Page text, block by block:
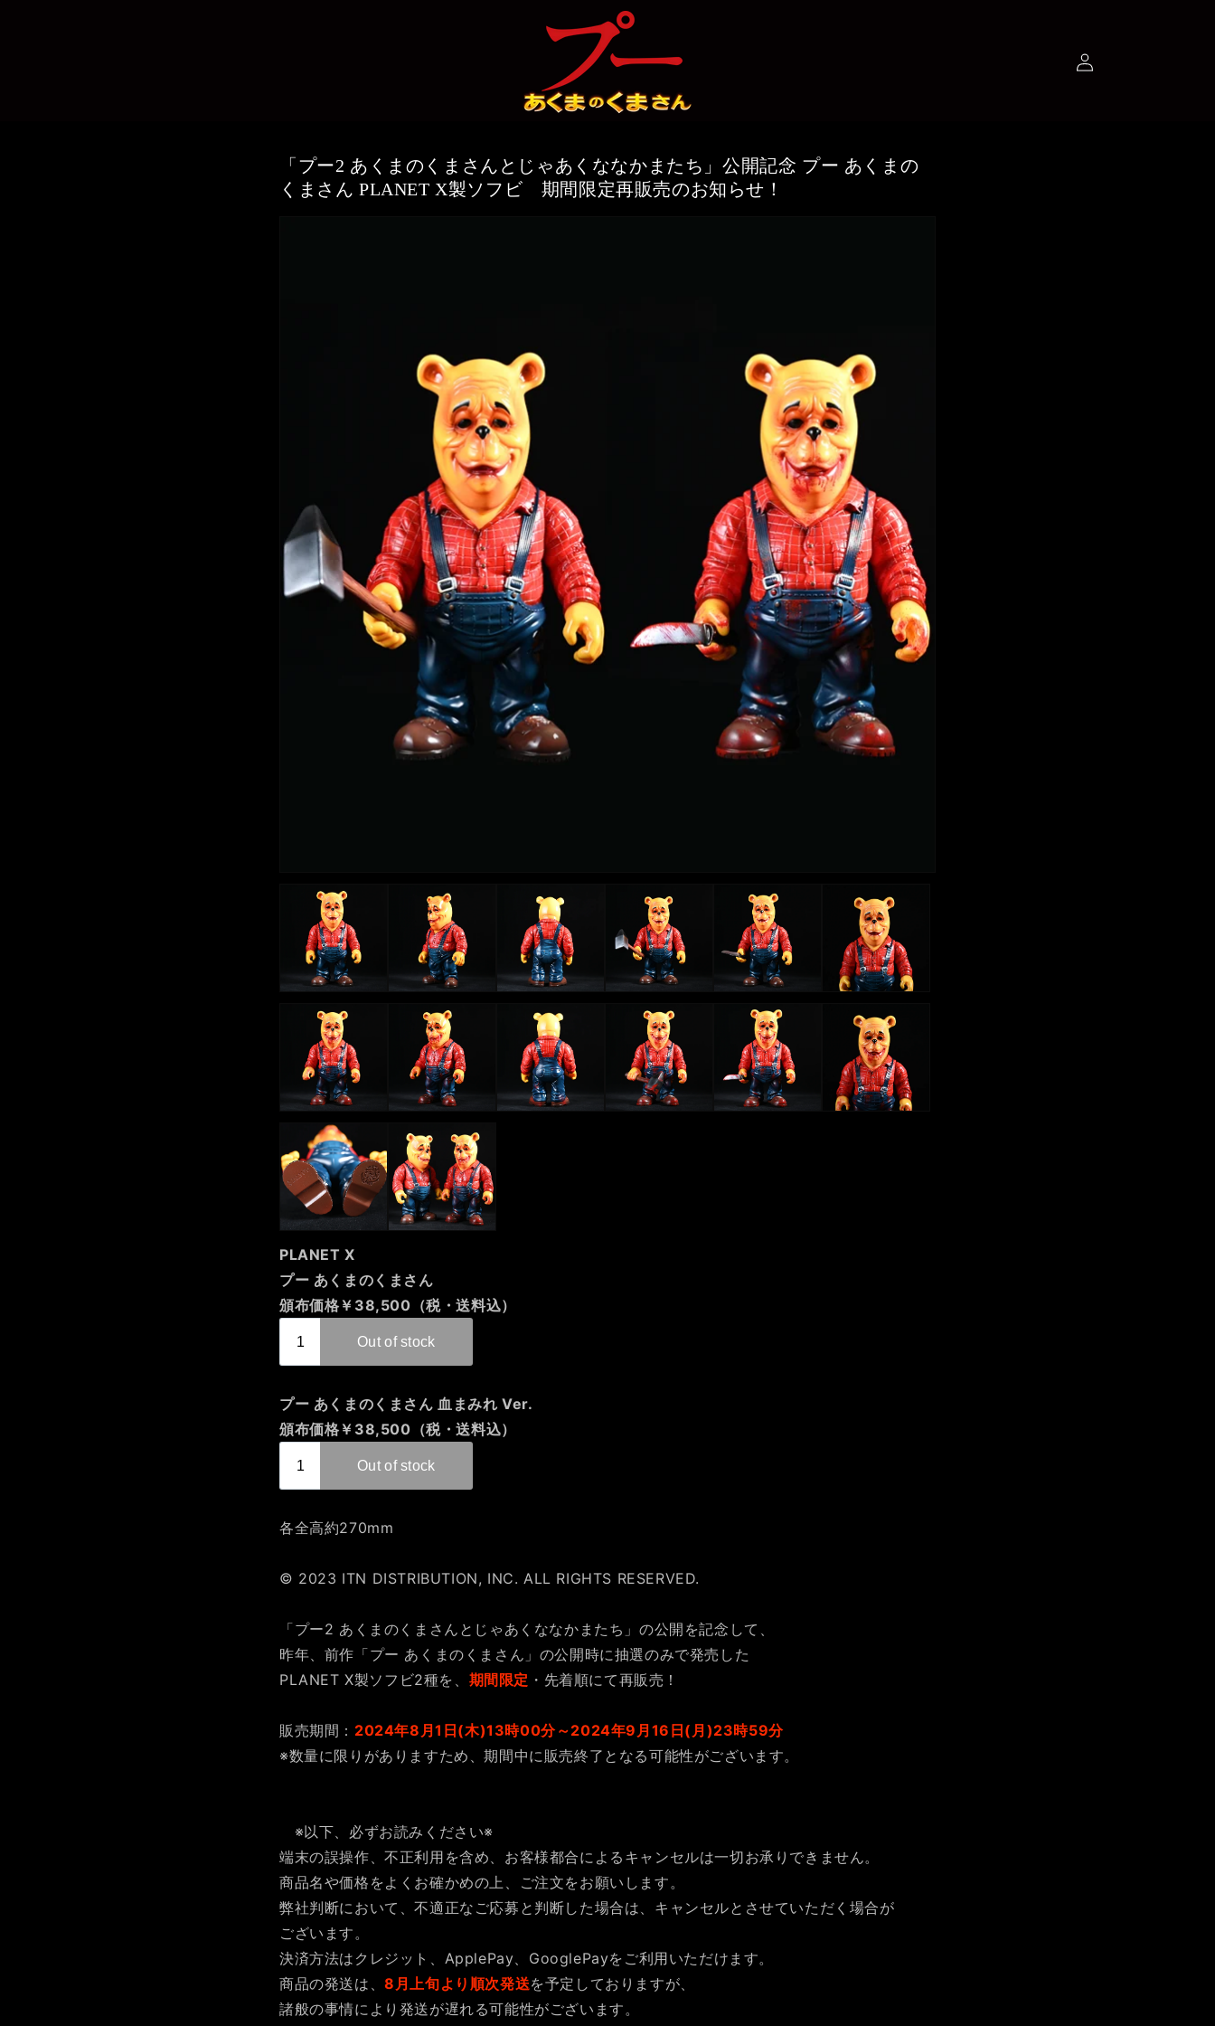
グ
イ
「プー2 あくまのくまさんとじゃあくななかまたち」公開記念 プー あくまの
くまさん PLANET X製ソフビ 期間限定再販売のお知らせ！
PLANET X
プー あくまのくまさん
頒布価格￥38,500（税・送料込）
プー あくまのくまさん 血まみれ Ver.
頒布価格￥38,500（税・送料込）
各全高約270mm
© 2023 ITN DISTRIBUTION, INC. ALL RIGHTS RESERVED.
「プー2 あくまのくまさんとじゃあくななかまたち」の公開を記念して、
昨年、前作「プー あくまのくまさん」の公開時に抽選のみで発売した
PLANET X製ソフビ2種を、 期間限定 ・先着順にて再販売！
販売期間： 2024年8 月1 日(木)13時00分～2024年9月16日(月)23時59分
※数量に限りがありますため、期間中に販売終了となる可能性がございます。
※以下、必ずお読みください※
端末の誤操作、不正利用を含め、お客様都合によるキャンセルは一切お承りできません。
商品名や価格をよくお確かめの上、ご注文をお願いします。
弊社判断において、不適正なご応募と判断した場合は、キャンセルとさせていただく場合が
ございます。
決済方法はクレジット、ApplePay、GooglePayをご利用いただけます。
商品の発送は、8月上旬より順次発送を予定しておりますが、
諸般の事情により発送が遅れる可能性がございます。